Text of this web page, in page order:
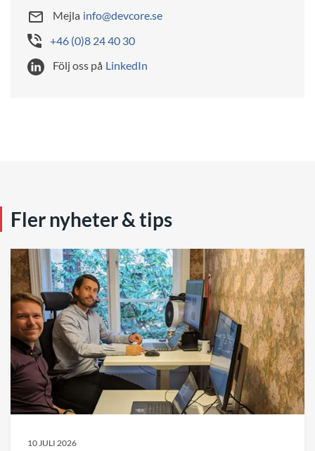
Mejla info@devcore.se
+46 (0)8 24 40 30
Följ oss på LinkedIn
Fler nyheter & tips
10 JULI 2026